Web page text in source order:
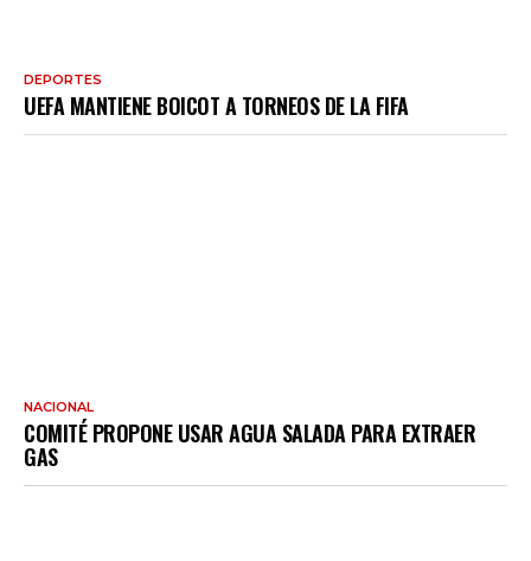
DEPORTES
UEFA MANTIENE BOICOT A TORNEOS DE LA FIFA
NACIONAL
COMITÉ PROPONE USAR AGUA SALADA PARA EXTRAER
GAS